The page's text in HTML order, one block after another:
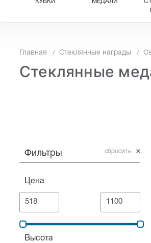
КУБКИ МЕДАЛИ
Главная Стеклянные награды
Стеклянные
Фильтры сбросить
Цена
Высота